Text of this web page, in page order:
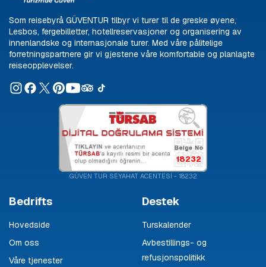
Som reisebyrå GÜVENTUR tilbyr vi turer til de greske øyene,
Lesbos, fergebilletter, hotellreservasjoner og organisering av
innenlandske og internasjonale turer. Med våre pålitelige
forretningspartnere gir vi gjestene våre komfortable og planlagte
reiseopplevelser.
18232
GÜVEN TUR SEYAHAT ACENTESİ - 18232
Bedrifts
Hovedside
Om oss
Våre tjenester
Destek
Turskalender
Avbestillings- og
refusjonspolitikk